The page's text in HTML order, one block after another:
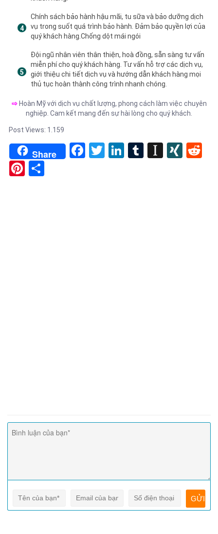
Chính sách bảo hành hậu mãi, tu sữa và bảo dưỡng dịch
vụ trong suốt quá trình bảo hành. Đảm bảo quyền lợi của
quý khách hàng.Chống dột mái ngói
Đội ngũ nhân viên thân thiện, hoà đồng, sẵn sàng tư vấn
miễn phí cho quý khách hàng. Tư vấn hỗ trợ các dịch vụ,
giới thiệu chi tiết dịch vụ và hướng dẫn khách hàng mọi
thủ tục hoàn thành công trình nhanh chóng.
⇨ Hoàn Mỹ với dịch vụ chất lượng, phong cách làm việc chuyên
nghiệp. Cam kết mang đến sự hài lòng cho quý khách.
Post Views: 1.159
Share Facebook
TwitterLinkedIn
Tumblr
Pinterest